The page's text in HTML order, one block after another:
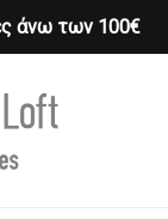
άνω των 100€
Cart